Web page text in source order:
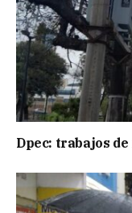
Dpec: trabajos